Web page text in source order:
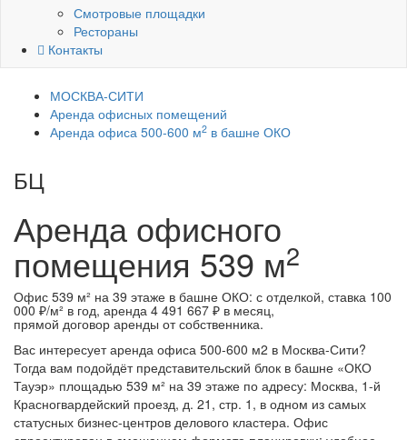
Смотровые площадки
Рестораны
Контакты
МОСКВА-СИТИ
Аренда офисных помещений
Аренда офиса 500-600 м2 в башне ОКО
БЦ
Аренда офисного
помещения 539 м2
Офис 539 м² на 39 этаже в башне ОКО: с отделкой, ставка 100
000 ₽/м² в год, аренда 4 491 667 ₽ в месяц,
прямой договор аренды от собственника.
Вас интересует аренда офиса 500-600 м2 в Москва-Сити?
Тогда вам подойдёт представительский блок в башне «ОКО
Тауэр» площадью 539 м² на 39 этаже по адресу: Москва, 1-й
Красногвардейский проезд, д. 21, стр. 1, в одном из самых
статусных бизнес-центров делового кластера. Офис